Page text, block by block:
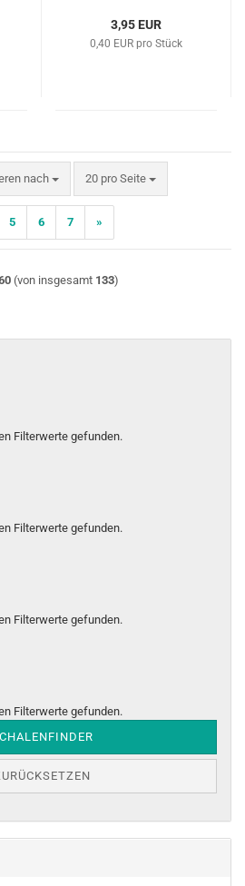
3,95 EUR
0,40 EUR pro Stück
nach
nach 20 pro Seite
pro Seite
5 6 7 »
(von insgesamt 133)
Filterwerte gefunden.
Filterwerte gefunden.
Filterwerte gefunden.
Filterwerte gefunden.